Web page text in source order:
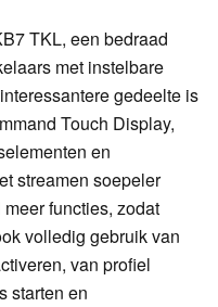
TKL, een bedraad
met instelbare
gedeelte is
Touch Display,
en
streamen soepeler
functies, zodat
volledig gebruik van
van profiel
starten en